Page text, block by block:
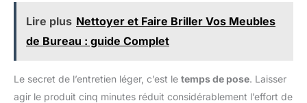
Lire plus Nettoyer et Faire Briller Vos Meubles
de Bureau : guide Complet
Le secret de l’entretien léger, c’est le temps de pose. Laisser
agir le produit cinq minutes réduit considérablement l’effort de